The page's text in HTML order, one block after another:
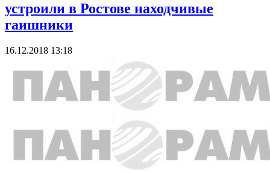
устроили в Ростове находчивые
гаишники
16.12.2018 13:18